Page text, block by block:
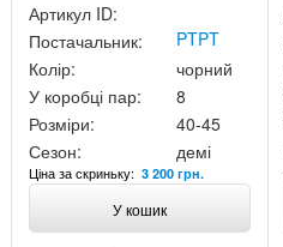
Артикул ID:
Постачальник:
PTPT
Колір:
чорний
У коробці пар:
8
Розміри:
40-45
Сезон:
демі
Ціна за скриньку: 3 200 грн.
У кошик